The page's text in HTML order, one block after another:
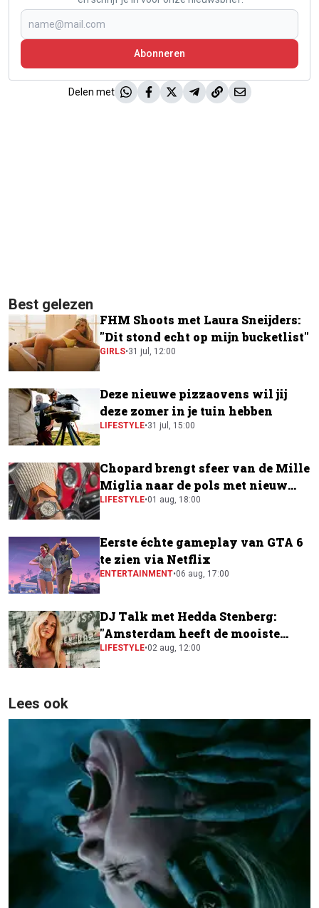
Abonneren
Delen met
Best gelezen
FHM Shoots met Laura Sneijders:
"Dit stond echt op mijn bucketlist"
GIRLS•31 jul, 12:00
Deze nieuwe pizzaovens wil jij
deze zomer in je tuin hebben
LIFESTYLE•31 jul, 15:00
Chopard brengt sfeer van de Mille
Miglia naar de pols met nieuw
horloge
LIFESTYLE•01 aug, 18:00
Eerste échte gameplay van GTA 6
te zien via Netflix
ENTERTAINMENT•06 aug, 17:00
DJ Talk met Hedda Stenberg:
"Amsterdam heeft de mooiste
festivalscene van Europa"
LIFESTYLE•02 aug, 12:00
Lees ook